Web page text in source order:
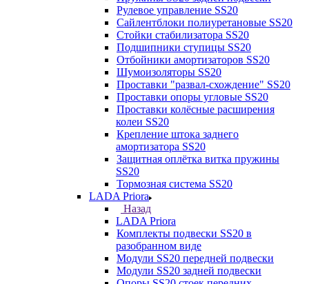
Рулевое управление SS20
Сайлентблоки полиуретановые SS20
Стойки стабилизатора SS20
Подшипники ступицы SS20
Отбойники амортизаторов SS20
Шумоизоляторы SS20
Проставки "развал-схождение" SS20
Проставки опоры угловые SS20
Проставки колёсные расширения
колеи SS20
Крепление штока заднего
амортизатора SS20
Защитная оплётка витка пружины
SS20
Тормозная система SS20
LADA Priora
Назад
LADA Priora
Комплекты подвески SS20 в
разобранном виде
Модули SS20 передней подвески
Модули SS20 задней подвески